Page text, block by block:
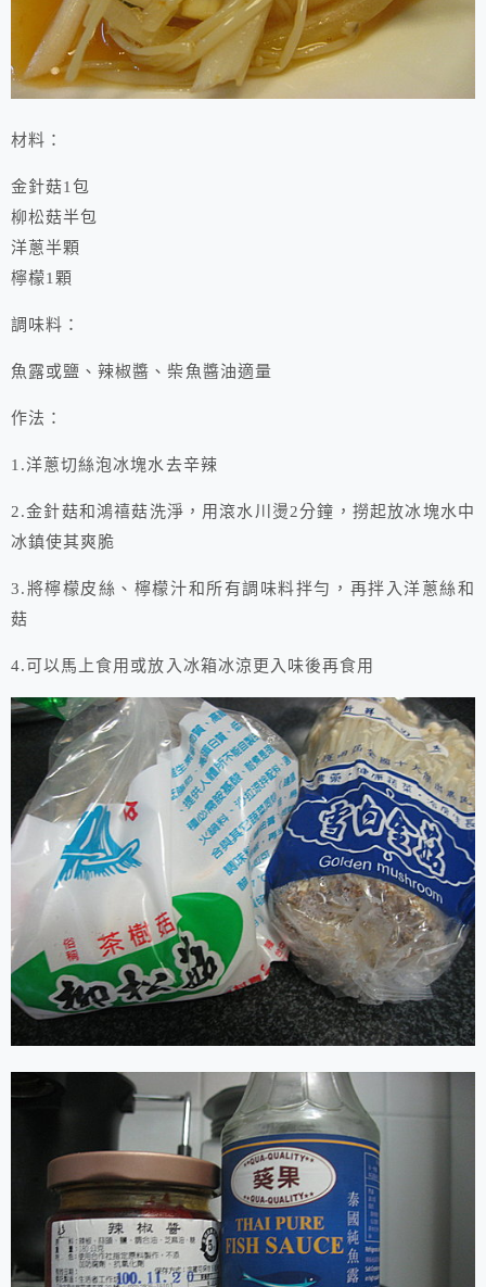
材料：
金針菇1包
柳松菇半包
洋蔥半顆
檸檬1顆
調味料：
魚露或鹽、辣椒醬、柴魚醬油適量
作法：
1.洋蔥切絲泡冰塊水去辛辣
2.金針菇和鴻禧菇洗淨，用滾水川燙2分鐘，撈起放冰塊水中
冰鎮使其爽脆
3.將檸檬皮絲、檸檬汁和所有調味料拌勻，再拌入洋蔥絲和
菇
4.可以馬上食用或放入冰箱冰涼更入味後再食用